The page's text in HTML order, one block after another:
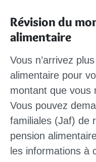
Révision du
alimentaire
Vous n’arrivez
alimentaire pour
montant que vous
Vous pouvez
familiales (Jaf) de
pension
les informations à